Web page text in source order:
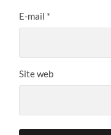
E-mail *
Site web